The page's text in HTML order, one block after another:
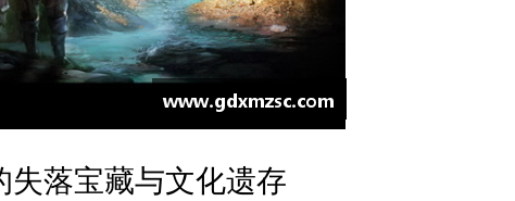
失落宝藏与文化遗存